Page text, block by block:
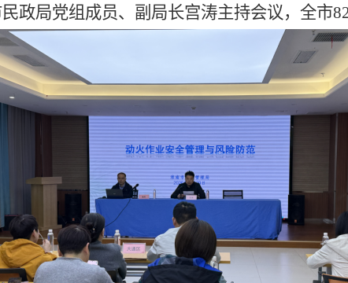
政局党组成员、副局长宫涛主持会议，全市